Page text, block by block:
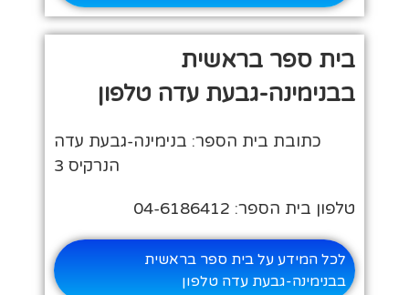
בית ספר בראשית
בבנימינה-גבעת עדה טלפון
כתובת בית הספר: בנימינה-גבעת עדה
הנרקיס 3
טלפון בית הספר: 04-6186412
לכל המידע על בית ספר בראשית
בבנימינה-גבעת עדה טלפון